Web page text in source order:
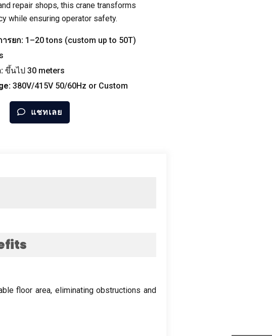
repair shops, this crane transforms
while ensuring operator safety.
รยก: 1 –20 tons (custom up to 50T)
ขึ้นไป 30 meters
: 380V/415V 50/60Hz or Custom
แชทเลย
floor area, eliminating obstructions and